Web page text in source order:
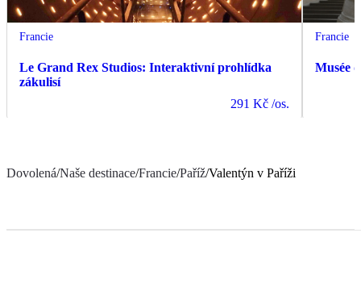
Francie
Le Grand Rex Studios: Interaktivní prohlídka
zákulisí
291 Kč /os.
Francie
Musée
Dovolená/Naše destinace/Francie/Paříž/Valentýn v Paříži